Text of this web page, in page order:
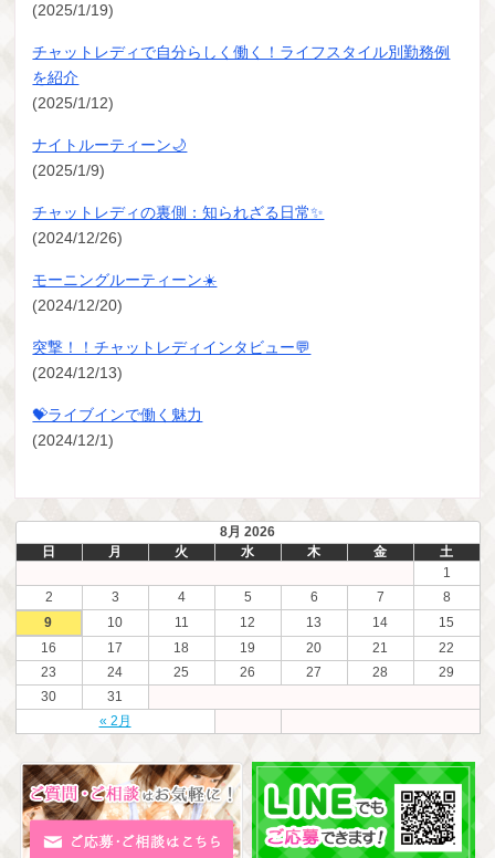
(2025/1/19)
チャットレディで自分らしく働く！ライフスタイル別勤務例
を紹介
(2025/1/12)
ナイトルーティーン🌙
(2025/1/9)
チャットレディの裏側：知られざる日常✨
(2024/12/26)
モーニングルーティーン☀️
(2024/12/20)
突撃！！チャットレディインタビュー💬
(2024/12/13)
💝ライブインで働く魅力
(2024/12/1)
8月 2026
日
月 火 水 木 金 土
« 2月
1
2
3 4 5 6 7
8
9
10 11 12 13 14
15
16
17 18 19 20 21
22
23
24 25 26 27 28
29
30
31